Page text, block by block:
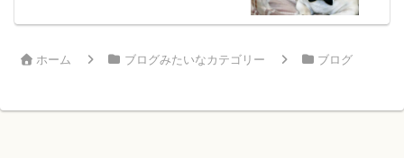
ホーム ブログみたいなカテゴリー ブログ